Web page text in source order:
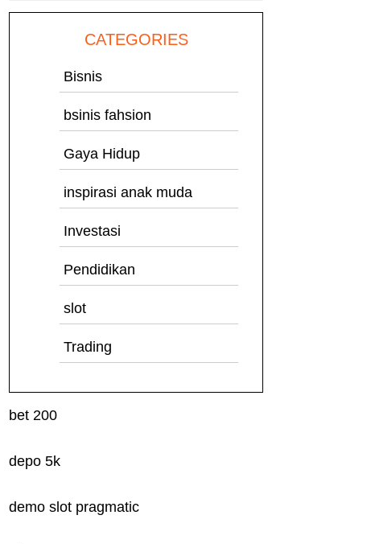
CATEGORIES
Bisnis
bsinis fahsion
Gaya Hidup
inspirasi anak muda
Investasi
Pendidikan
slot
Trading
bet 200
depo 5k
demo slot pragmatic